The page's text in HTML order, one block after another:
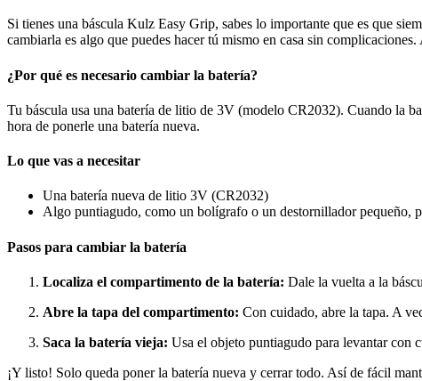
Si tienes una báscula Kulz Easy Grip, sabes lo importante que es que
cambiarla es algo que puedes hacer tú mismo en casa sin
¿Por qué es necesario cambiar la batería?
Tu báscula usa una batería de litio de 3V (modelo CR2032). Cuando la
hora de ponerle una batería nueva.
Lo que vas a necesitar
Una batería nueva de litio 3V (CR2032)
Algo puntiagudo, como un bolígrafo o un destornillador pequeño,
Pasos para cambiar la batería
Localiza el compartimento de la batería: Dale la vuelta a la
Abre la tapa del compartimento: Con cuidado, abre la tapa. A
Saca la batería vieja: Usa el objeto puntiagudo para levantar con
¡Y listo! Solo queda poner la batería nueva y cerrar todo. Así de fácil